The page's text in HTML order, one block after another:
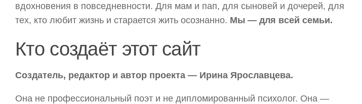
вдохновения в повседневности. Для мам и пап, для сыновей и дочерей, для
тех, кто любит жизнь и старается жить осознанно. Мы — для всей семьи.
Кто создаёт этот сайт
Создатель, редактор и автор проекта — Ирина Ярославцева.
Она не профессиональный поэт и не дипломированный психолог. Она —